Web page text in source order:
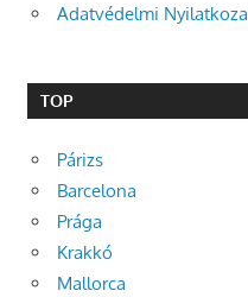
Adatvédelmi
TOP
Párizs
Barcelona
Prága
Krakkó
Mallorca